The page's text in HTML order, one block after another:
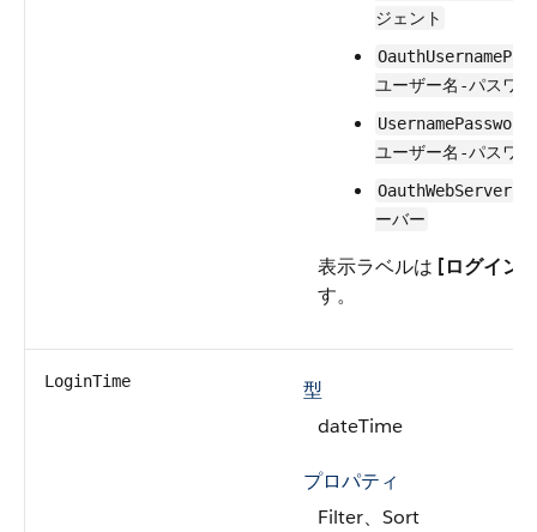
ジェント
ユーザー名-パスワ
ユーザー名-パスワ
OauthWebServer
ーバー
表示ラベルは [ログイン
す。
LoginTime
型
dateTime
プロパティ
Filter、Sort